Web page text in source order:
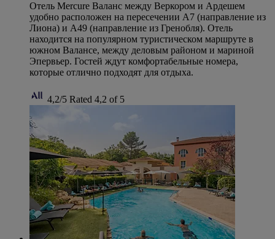
Отель Mercure Валанс между Веркором и Ардешем
удобно расположен на пересечении А7 (направление из
Лиона) и А49 (направление из Гренобля). Отель
находится на популярном туристическом маршруте в
южном Валансе, между деловым районом и мариной
Эпервьер. Гостей ждут комфортабельные номера,
которые отлично подходят для отдыха.
4,2/5 Rated 4,2 of 5